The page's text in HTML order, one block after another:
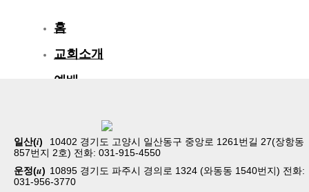
일산(i)
10402 경기도 고양시 일산동구 중앙로 1261번길 27(장항동
857번지 2호) 전화: 031-915-4550
운정(u) 10895 경기도 파주시 경의로 1324 (와동동 1540번지) 전화:
031-956-3770
홈
교회소개
예배
교육/양육
공동체
벧엘스토리